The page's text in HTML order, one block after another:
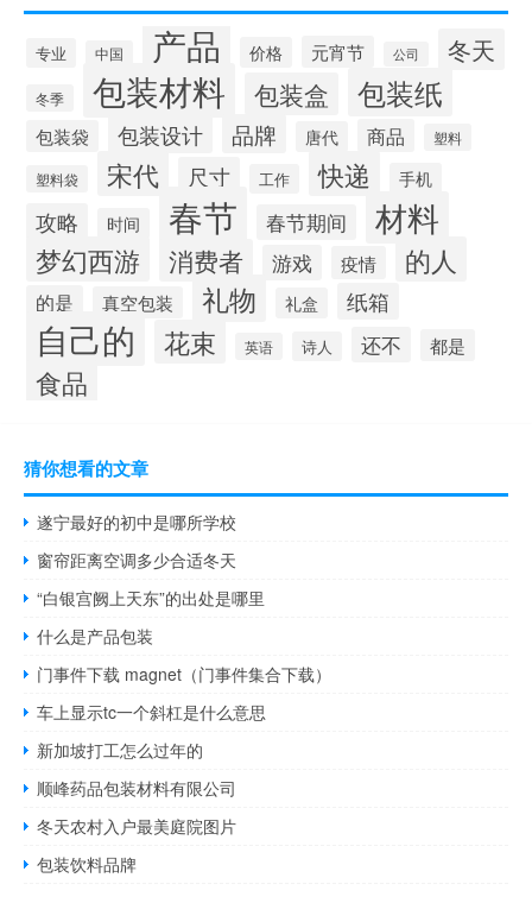
专业 中国 产品 价格 元宵节 公司 冬天
冬季 包装材料 包装盒 包装纸
包装袋 包装设计 品牌 唐代 商品 塑料
塑料袋 宋代 尺寸 工作 快递 手机
攻略 时间 春节 春节期间 材料
梦幻西游 消费者 游戏 疫情 的人
的是 真空包装 礼物 礼盒 纸箱
自己的 花束 英语 诗人 还不 都是
食品
猜你想看的文章
遂宁最好的初中是哪所学校
窗帘距离空调多少合适冬天
“白银宫阙上天东”的出处是哪里
什么是产品包装
门事件下载 magnet（门事件集合下载）
车上显示tc一个斜杠是什么意思
新加坡打工怎么过年的
顺峰药品包装材料有限公司
冬天农村入户最美庭院图片
包装饮料品牌